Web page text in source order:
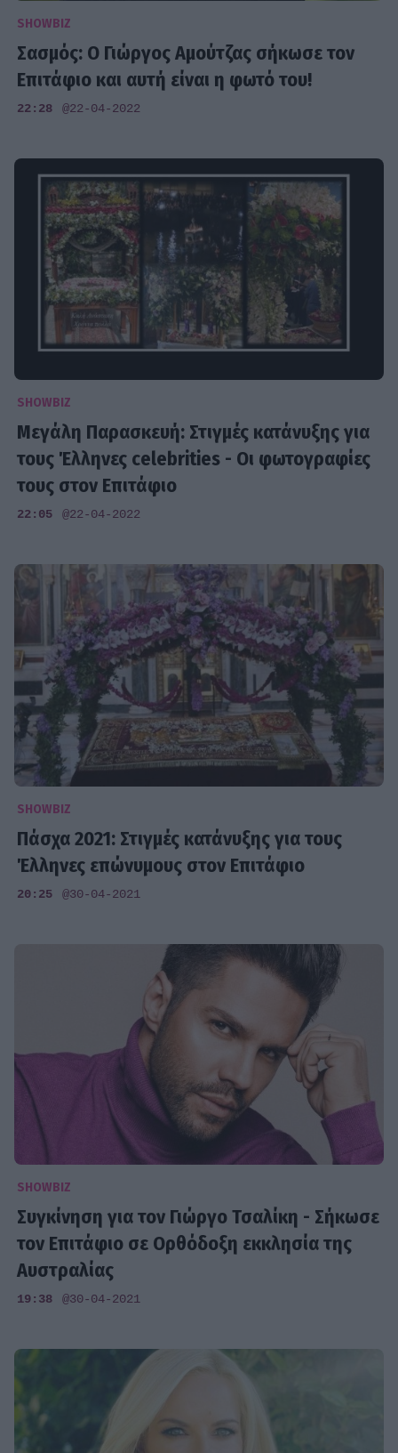
SHOWBIZ
Σασμός: Ο Γιώργος Αμούτζας σήκωσε τον
Επιτάφιο και αυτή είναι η φωτό του!
22:28 @22-04-2022
SHOWBIZ
Μεγάλη Παρασκευή: Στιγμές κατάνυξης για
τους Έλληνες celebrities - Οι φωτογραφίες
τους στον Επιτάφιο
22:05 @22-04-2022
SHOWBIZ
Πάσχα 2021: Στιγμές κατάνυξης για τους
Έλληνες επώνυμους στον Επιτάφιο
20:25 @30-04-2021
SHOWBIZ
Συγκίνηση για τον Γιώργο Τσαλίκη - Σήκωσε
τον Επιτάφιο σε Ορθόδοξη εκκλησία της
Αυστραλίας
19:38 @30-04-2021